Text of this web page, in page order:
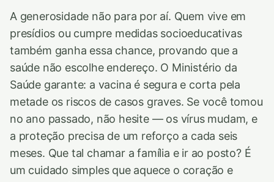
A generosidade não para por aí. Quem vive em
presídios ou cumpre medidas socioeducativas
também ganha essa chance, provando que a
saúde não escolhe endereço. O Ministério da
Saúde garante: a vacina é segura e corta pela
metade os riscos de casos graves. Se você tomou
no ano passado, não hesite — os vírus mudam, e
a proteção precisa de um reforço a cada seis
meses. Que tal chamar a família e ir ao posto? É
um cuidado simples que aquece o coração e